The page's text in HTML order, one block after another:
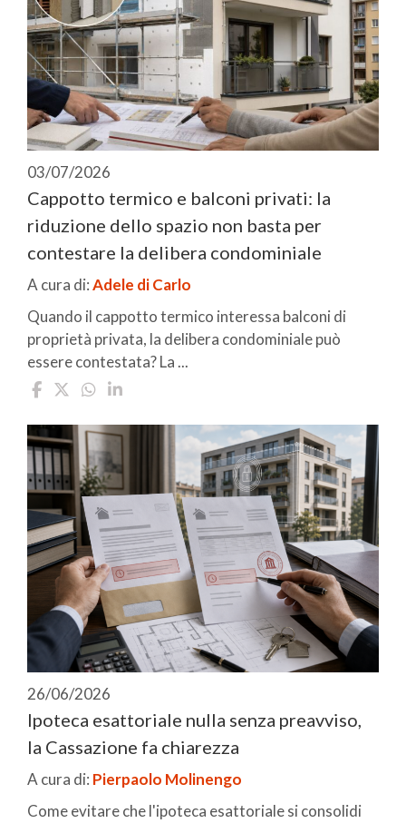
03/07/2026
Cappotto termico e balconi privati: la
riduzione dello spazio non basta per
contestare la delibera condominiale
A cura di:Adele di Carlo
Quando il cappotto termico interessa balconi di
proprietà privata, la delibera condominiale può
essere contestata? La ...
26/06/2026
Ipoteca esattoriale nulla senza preavviso,
la Cassazione fa chiarezza
A cura di: Pierpaolo Molinengo
Come evitare che l'ipoteca esattoriale si consolidi